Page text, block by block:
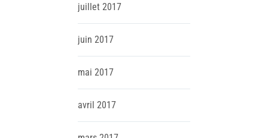
juillet 2017
juin 2017
mai 2017
avril 2017